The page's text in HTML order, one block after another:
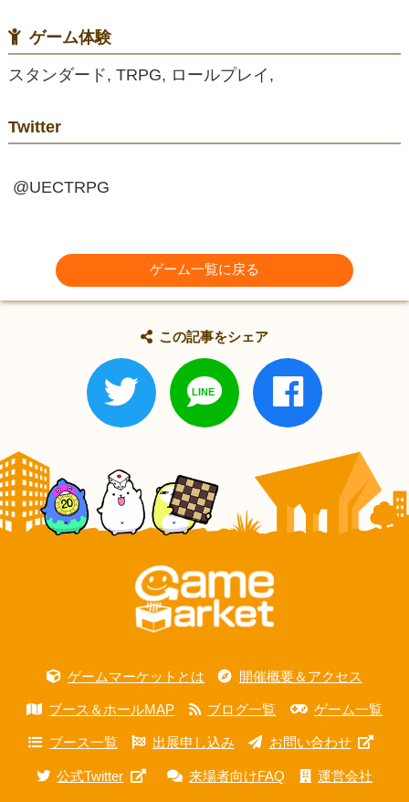
ゲーム体験
スタンダード, TRPG, ロールプレイ,
Twitter
@UECTRPG
ゲーム一覧に戻る
この記事をシェア
ゲームマーケットとは 開催概要＆アクセス
ブース＆ホールMAP ブログ一覧 ゲーム一覧
ブース一覧 出展申し込み お問い合わせ
公式Twitter 来場者向けFAQ 運営会社